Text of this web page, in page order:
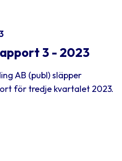
3 - 2023
AB (publ) släpper
för tredje kvartalet 2023.